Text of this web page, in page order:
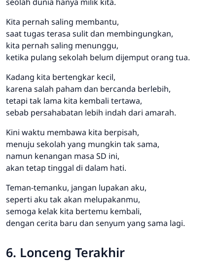
Kita pernah saling membantu,
saat tugas terasa sulit dan membingungkan,
kita pernah saling menunggu,
ketika pulang sekolah belum dijemput orang tua.
Kadang kita bertengkar kecil,
karena salah paham dan bercanda berlebih,
tetapi tak lama kita kembali tertawa,
sebab persahabatan lebih indah dari amarah.
Kini waktu membawa kita berpisah,
menuju sekolah yang mungkin tak sama,
namun kenangan masa SD ini,
akan tetap tinggal di dalam hati.
Teman-temanku, jangan lupakan aku,
seperti aku tak akan melupakanmu,
semoga kelak kita bertemu kembali,
dengan cerita baru dan senyum yang sama lagi.
6. Lonceng Terakhir